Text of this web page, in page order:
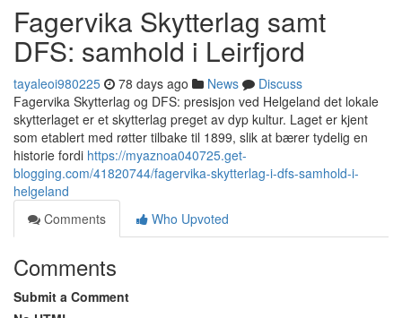
Fagervika Skytterlag samt
DFS: samhold i Leirfjord
tayaleoi980225 78 days ago News
Discuss
Fagervika Skytterlag og DFS: presisjon ved Helgeland det lokale
skytterlaget er et skytterlag preget av dyp kultur. Laget er kjent
som etablert med røtter tilbake til 1899, slik at bærer tydelig en
historie fordi https://myaznoa040725.get-
blogging.com/41820744/fagervika-skytterlag-i-dfs-samhold-i-
helgeland
Comments
Who Upvoted
Comments
Submit a Comment